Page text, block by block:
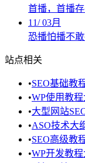
首播，首播存
11/03月
恐播怕播不
站点相关
•SEO基础教
•WP使用教程
•大型网站
•ASO技术大
•SEO高级教
•WP开发教程